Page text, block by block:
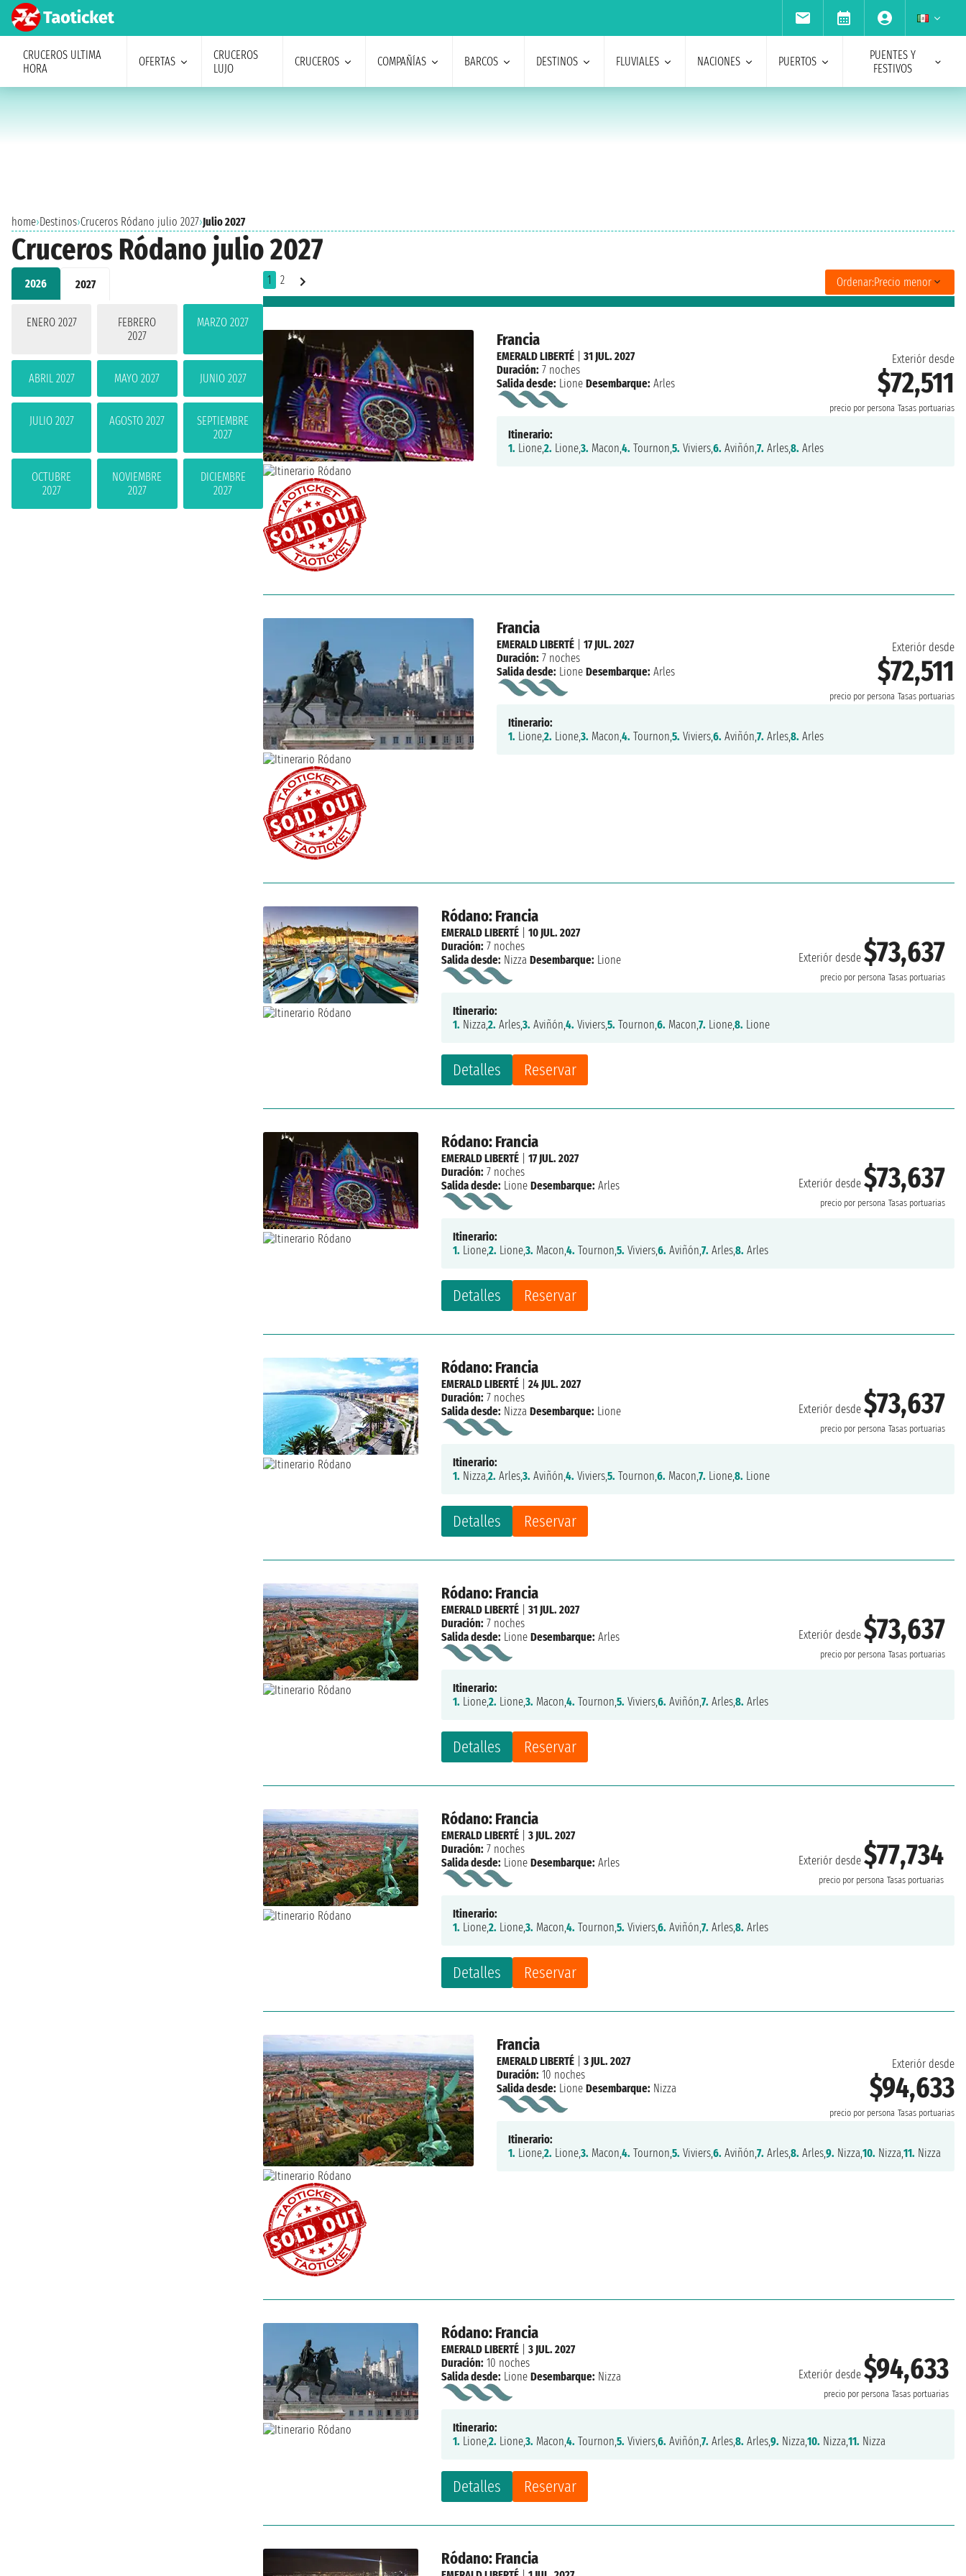
CRUCEROS ULTIMA
HORA
OFERTAS
CRUCEROS
LUJO
CRUCEROS COMPAÑÍAS BARCOS DESTINOS FLUVIALES NACIONES PUERTOS
PUENTES Y
FESTIVOS
home›Destinos›Cruceros Ródano julio 2027›Julio 2027
Cruceros Ródano julio 2027
2026 2027
ENERO 2027
FEBRERO
2027
MARZO 2027
ABRIL 2027 MAYO 2027 JUNIO 2027
JULIO 2027 AGOSTO 2027
SEPTIEMBRE
2027
OCTUBRE
2027
NOVIEMBRE
2027
DICIEMBRE
2027
1 2 Ordenar:Precio menor
Francia
Exteriór desde
$72,511
precio por persona Tasas portuarias
EMERALD LIBERTÉ| 31 JUL. 2027
Duración: 7 noches
Salida desde: Lione Desembarque: Arles
Itinerario:
1. Lione,2. Lione,3. Macon,4. Tournon,5. Viviers,6. Aviñón,7. Arles,8. Arles
Francia
Exteriór desde
$72,511
precio por persona Tasas portuarias
EMERALD LIBERTÉ| 17 JUL. 2027
Duración: 7 noches
Salida desde: Lione Desembarque: Arles
Itinerario:
1. Lione,2. Lione,3. Macon,4. Tournon,5. Viviers,6. Aviñón,7. Arles,8. Arles
Ródano: Francia
Exteriór desde$73,637
precio por persona Tasas portuarias
Detalles Reservar
EMERALD LIBERTÉ |10 JUL. 2027
Duración: 7 noches
Salida desde: Nizza Desembarque: Lione
Itinerario:
1. Nizza,2. Arles,3. Aviñón,4. Viviers,5. Tournon,6. Macon,7. Lione,8. Lione
Ródano: Francia
Exteriór desde$73,637
precio por persona Tasas portuarias
Detalles Reservar
EMERALD LIBERTÉ |17 JUL. 2027
Duración: 7 noches
Salida desde: Lione Desembarque: Arles
Itinerario:
1. Lione,2. Lione,3. Macon,4. Tournon,5. Viviers,6. Aviñón,7. Arles,8. Arles
Ródano: Francia
Exteriór desde$73,637
precio por persona Tasas portuarias
Detalles Reservar
EMERALD LIBERTÉ |24 JUL. 2027
Duración: 7 noches
Salida desde: Nizza Desembarque: Lione
Itinerario:
1. Nizza,2. Arles,3. Aviñón,4. Viviers,5. Tournon,6. Macon,7. Lione,8. Lione
Ródano: Francia
Exteriór desde$73,637
precio por persona Tasas portuarias
Detalles Reservar
EMERALD LIBERTÉ |31 JUL. 2027
Duración: 7 noches
Salida desde: Lione Desembarque: Arles
Itinerario:
1. Lione,2. Lione,3. Macon,4. Tournon,5. Viviers,6. Aviñón,7. Arles,8. Arles
Ródano: Francia
Exteriór desde$77,734
precio por persona Tasas portuarias
Detalles Reservar
EMERALD LIBERTÉ |3 JUL. 2027
Duración: 7 noches
Salida desde: Lione Desembarque: Arles
Itinerario:
1. Lione,2. Lione,3. Macon,4. Tournon,5. Viviers,6. Aviñón,7. Arles,8. Arles
Francia
Exteriór desde
$94,633
precio por persona Tasas portuarias
EMERALD LIBERTÉ| 3 JUL. 2027
Duración: 10 noches
Salida desde: Lione Desembarque: Nizza
Itinerario:
1. Lione,2. Lione,3. Macon,4. Tournon,5. Viviers,6. Aviñón,7. Arles,8. Arles,9. Nizza,10. Nizza,11. Nizza
Ródano: Francia
Exteriór desde$94,633
precio por persona Tasas portuarias
Detalles Reservar
EMERALD LIBERTÉ |3 JUL. 2027
Duración: 10 noches
Salida desde: Lione Desembarque: Nizza
Itinerario:
1. Lione,2. Lione,3. Macon,4. Tournon,5. Viviers,6. Aviñón,7. Arles,8. Arles,9. Nizza,10. Nizza,11. Nizza
Ródano: Francia